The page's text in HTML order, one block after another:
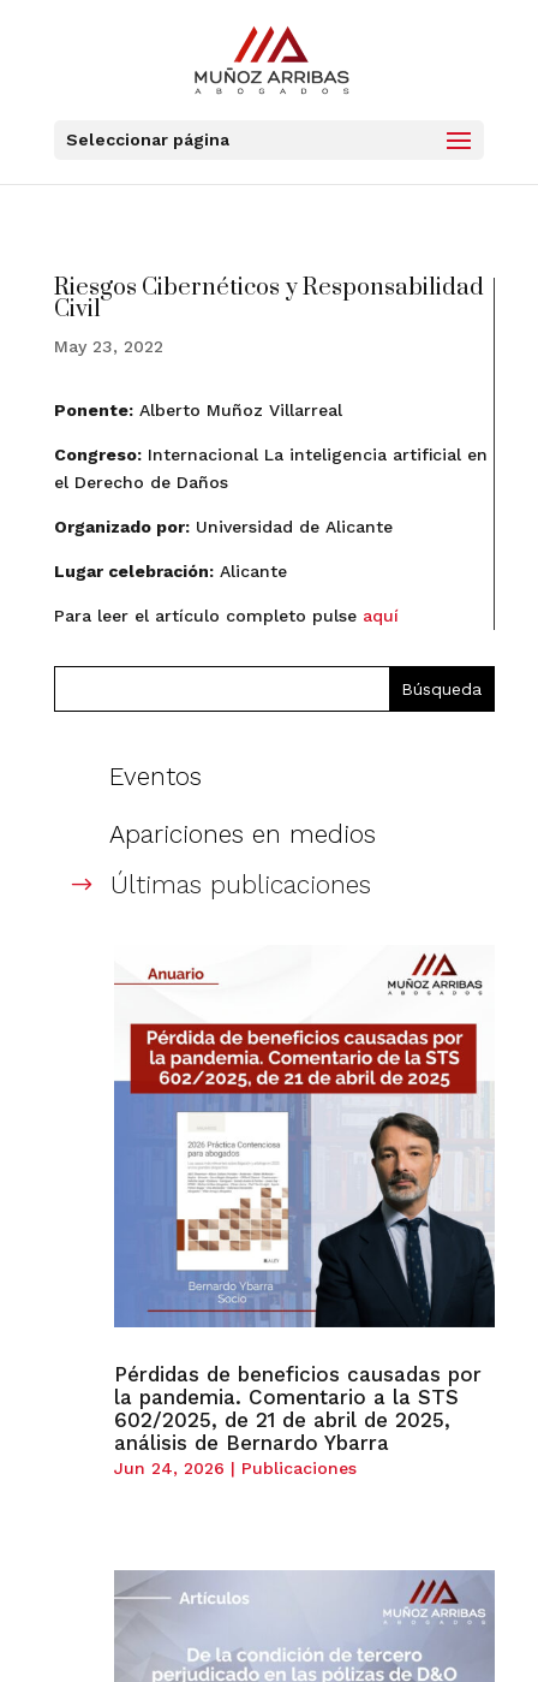
Seleccionar página
Riesgos Cibernéticos y Responsabilidad
Civil
May 23, 2022
Ponente:Alberto Muñoz Villarreal
Congreso:Internacional La inteligencia artificial en
el Derecho de Daños
Organizado por:Universidad de Alicante
Lugar celebración:Alicante
Para leer el artículo completo pulse aquí
Eventos
Apariciones en medios
$ Últimas publicaciones
Pérdidas de beneficios causadas por
la pandemia. Comentario a la STS
602/2025, de 21 de abril de 2025,
análisis de Bernardo Ybarra
Jun 24, 2026 | Publicaciones